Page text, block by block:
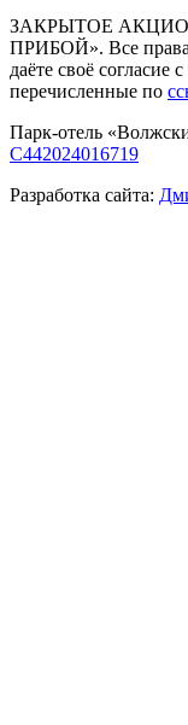
ЗАКРЫТОЕ
ПРИБОЙ». Все
даёте своё согласие
перечисленные по
Парк-отель
С442024016719
Разработка сайта: